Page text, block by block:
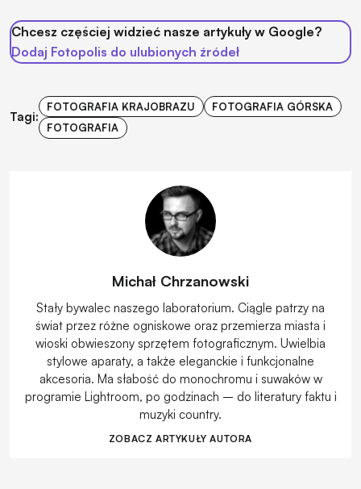
Chcesz częściej widzieć nasze artykuły w Google?
Dodaj Fotopolis do ulubionych źródeł
Tagi:
FOTOGRAFIA KRAJOBRAZU
FOTOGRAFIA GÓRSKA
FOTOGRAFIA
Michał Chrzanowski
Stały bywalec naszego laboratorium. Ciągle patrzy na
świat przez różne ogniskowe oraz przemierza miasta i
wioski obwieszony sprzętem fotograficznym. Uwielbia
stylowe aparaty, a także eleganckie i funkcjonalne
akcesoria. Ma słabość do monochromu i suwaków w
programie Lightroom, po godzinach – do literatury faktu i
muzyki country.
ZOBACZ ARTYKUŁY AUTORA